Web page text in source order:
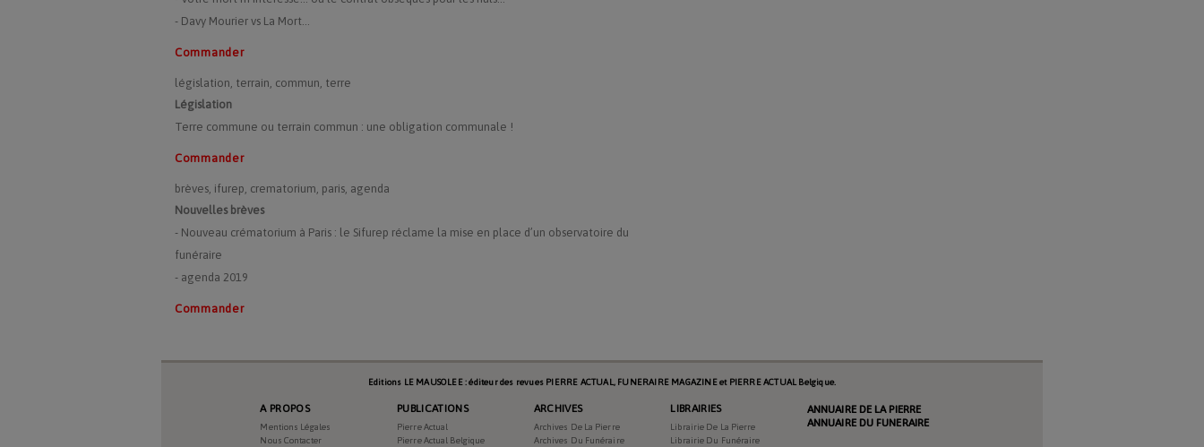
- Davy Mourier vs La Mort...
Commander
législation, terrain, commun, terre
Législation
Terre commune ou terrain commun : une obligation communale !
Commander
brèves, ifurep, crematorium, paris, agenda
Nouvelles brèves
- Nouveau crématorium à Paris : le Sifurep réclame la mise en place d’un observatoire du
funéraire
- agenda 2019
Commander
Editions LE MAUSOLEE : éditeur des revues PIERRE ACTUAL, FUNERAIRE MAGAZINE et PIERRE ACTUAL Belgique.
A PROPOS
Mentions Légales
Nous Contacter
PUBLICATIONS
Pierre Actual
Pierre Actual Belgique
ARCHIVES
Archives De La Pierre
Archives Du Funéraire
LIBRAIRIES
Librairie De La Pierre
Librairie Du Funéraire
ANNUAIRE DE LA PIERRE
ANNUAIRE DU FUNERAIRE